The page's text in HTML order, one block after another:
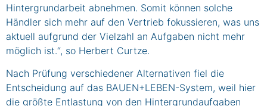
Hintergrundarbeit abnehmen. Somit können solche
Händler sich mehr auf den Vertrieb fokussieren, was uns
aktuell aufgrund der Vielzahl an Aufgaben nicht mehr
möglich ist.“, so Herbert Curtze.
Nach Prüfung verschiedener Alternativen fiel die
Entscheidung auf das BAUEN+LEBEN-System, weil hier
die größte Entlastung von den Hintergrundaufgaben